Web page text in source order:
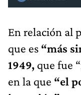
En relación al
que es “más
1949, que fue
en la que “el